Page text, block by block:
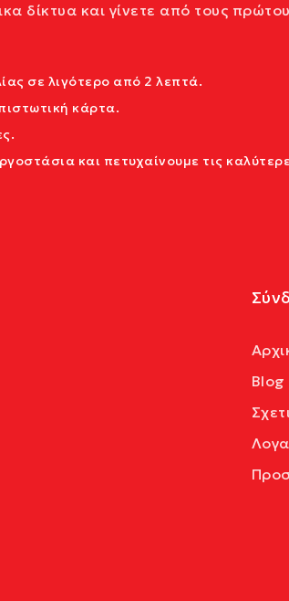
δίκτυα και γίνετε από τους
σε λιγότερο από 2 λεπτά.
κάρτα.
και πετυχαίνουμε τις
Blog